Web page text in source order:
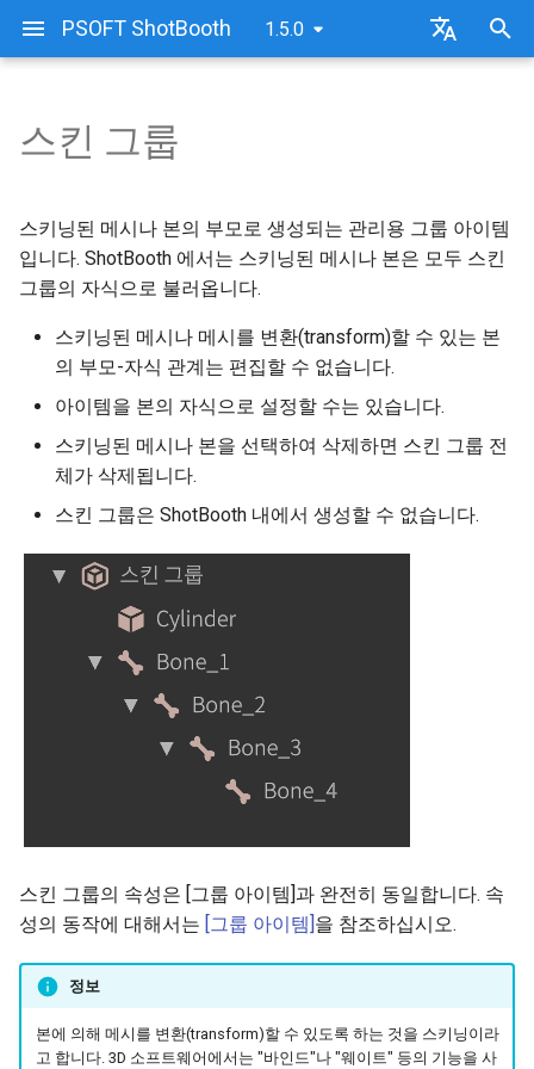
PSOFT ShotBooth 1.5.0
입
력
설치 방법
제거(언인스톨) 방법
인증의 종류
온라인 인증 방법
오프라인 인증 방법
라이선스 반환(온라인)
라이선스 반환(오프라인)
ShotBooth 화면 구성
ShotBooth 사용 방법
빠른 시작(퀵스타트)
샘플 파일
3D 뷰포트
아이템 리스트
머티리얼 리스트
라인 리스트
이미지 리스트
빌트인 에셋
렌더링 설정
정보
프로퍼티(속성)
라인
라인 셋(간단)
라인 셋
브러시 설정
브러시 상세 설정
감쇠 설정
스킨 그룹
스키닝된 메시나 본의 부모로 생성되는 관리용 그룹 아이템
입니다. ShotBooth 에서는 스키닝된 메시나 본은 모두 스킨
그룹의 자식으로 불러옵니다.
스키닝된 메시나 메시를 변환(transform)할 수 있는 본
의 부모-자식 관계는 편집할 수 없습니다.
아이템을 본의 자식으로 설정할 수는 있습니다.
스키닝된 메시나 본을 선택하여 삭제하면 스킨 그룹 전
체가 삭제됩니다.
스킨 그룹은 ShotBooth 내에서 생성할 수 없습니다.
스킨 그룹의 속성은 [그룹 아이템]과 완전히 동일합니다. 속
성의 동작에 대해서는 [그룹 아이템]을 참조하십시오.
정보
본에 의해 메시를 변환(transform)할 수 있도록 하는 것을 스키닝이라
고 합니다. 3D 소프트웨어에서는 "바인드"나 "웨이트" 등의 기능을 사